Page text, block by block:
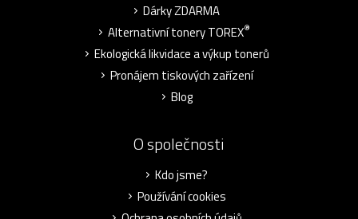
Dárky ZDARMA
Alternativní tonery TOREX®
Ekologická likvidace a výkup tonerů
Pronájem tiskových zařízení
Blog
O společnosti
Kdo jsme?
Používání cookies